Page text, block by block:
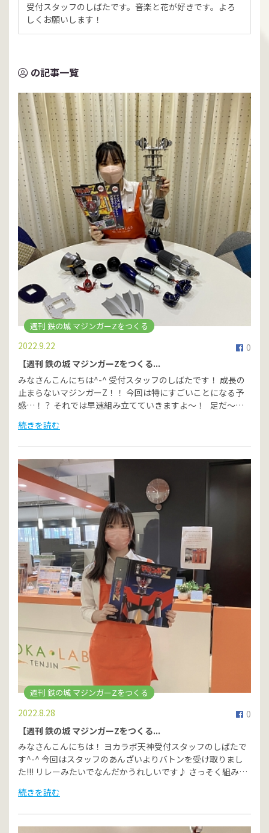
受付スタッフのしばたです。音楽と花が好きです。よろ
しくお願いします！
の記事一覧
週刊 鉄の城 マジンガーZをつくる
0
2022.9.22
【週刊 鉄の城 マジンガーZをつくる...
みなさんこんにちは^-^ 受付スタッフのしばたです！ 成長の
止まらないマジンガーZ！！ 今回は特にすごいことになる予
感…！？ それでは早速組み立てていきますよ～！ 足だ～…
続きを読む
週刊 鉄の城 マジンガーZをつくる
0
2022.8.28
【週刊 鉄の城 マジンガーZをつくる...
みなさんこんにちは！ ヨカラボ天神受付スタッフのしばたで
す^-^ 今回はスタッフのあんざいよりバトンを受け取りまし
た!!! リレーみたいでなんだかうれしいです♪ さっそく組み…
続きを読む